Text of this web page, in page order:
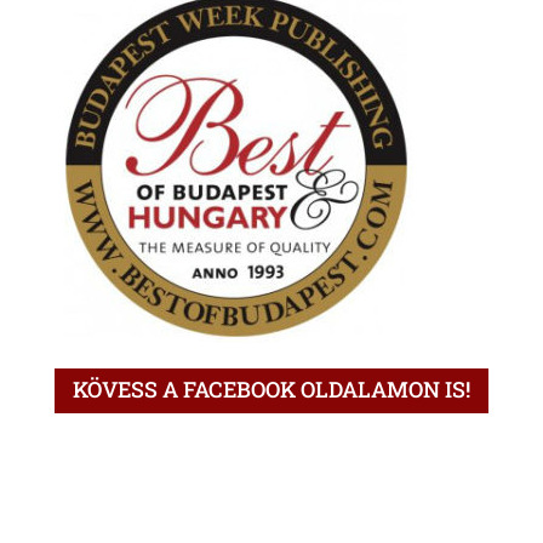
KÖVESS A FACEBOOK OLDALAMON IS!